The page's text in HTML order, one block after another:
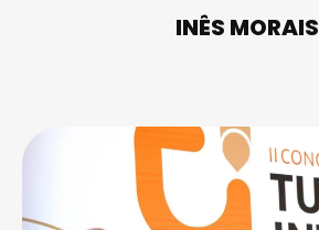
INÊS MORAIS